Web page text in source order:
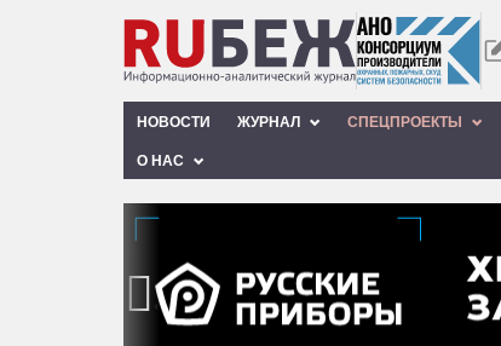
НОВОСТИ ЖУРНАЛ СПЕЦПРОЕКТЫ
О НАС
‹